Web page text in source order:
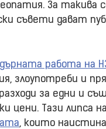
За такива
съвети дават
работа на
злоупотреби и
за едни и
цени. Тази липса
, които